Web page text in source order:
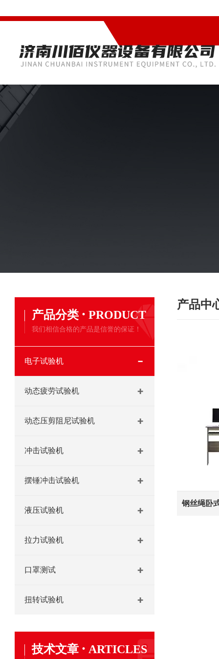
产品分类 · PRODUCT
我们相信合格的产品是信誉的保证！
电子试验机
动态疲劳试验机
动态压剪阻尼试验机
冲击试验机
摆锤冲击试验机
液压试验机
拉力试验机
口罩测试
扭转试验机
技术文章 · ARTICLES
产品中
钢丝绳卧